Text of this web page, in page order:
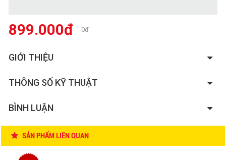
899.000đ 0đ
GIỚI THIỆU
THÔNG SỐ KỸ THUẬT
BÌNH LUẬN
SẢN PHẨM LIÊN QUAN